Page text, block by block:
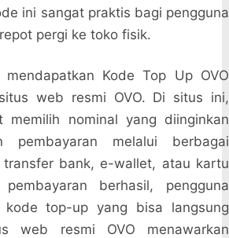
ini sangat praktis bagi pengguna
pergi ke toko fisik.
Kode Top Up OVO
web resmi OVO. Di situs ini,
memilih nominal yang diinginkan
pembayaran melalui berbagai
bank, e-wallet, atau kartu
berhasil, pengguna
kode top-up yang bisa langsung
web resmi OVO menawarkan